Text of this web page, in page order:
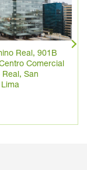
Real, 901B
Comercial
Real, San
Lima